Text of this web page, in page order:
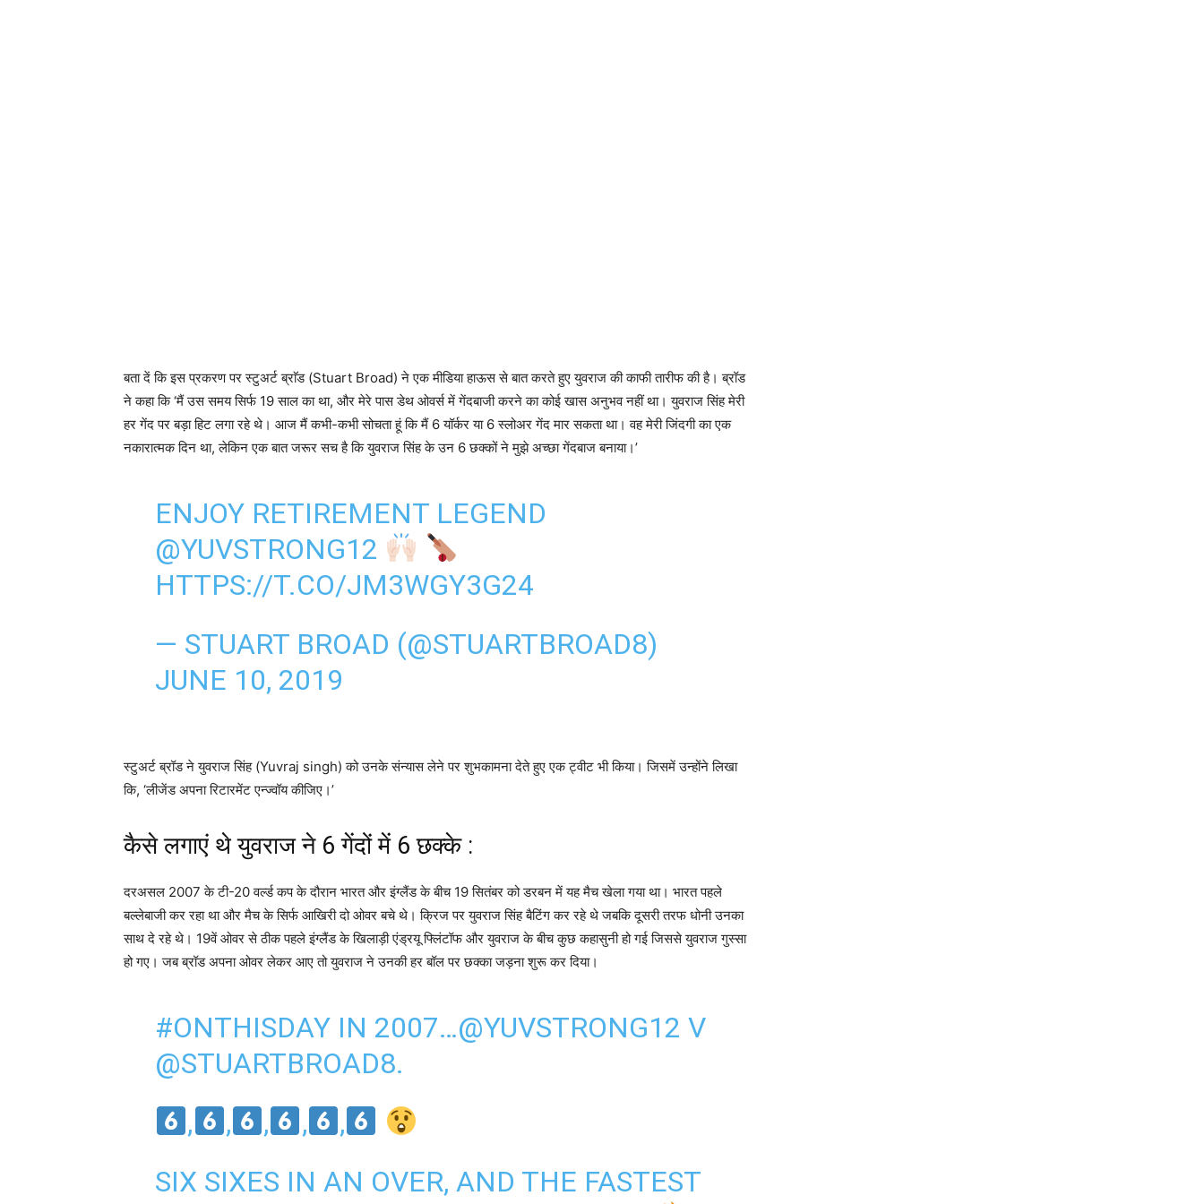
बता दें कि इस प्रकरण पर स्टुअर्ट ब्राॅड (Stuart Broad) ने एक मीडिया हाऊस से बात करते हुए युवराज की काफी तारीफ की है। ब्रॉड
नकारात्मक दिन था, लेकिन एक बात जरूर सच है कि युवराज सिंह के उन 6 छक्कों ने मुझे अच्छा गेंदबाज बनाया।’
ENJOY RETIREMENT LEGEND
HTTPS://T.CO/JM3WGY3G24
स्टुअर्ट ब्रॉड ने युवराज सिंह (Yuvraj singh) को उनके संन्यास लेने पर शुभकामना देते हुए एक ट्वीट भी किया। जिसमें उन्होंने लिखा
कि, ‘लीजेंड अपना रिटारमेंट एन्ज्वॉय कीजिए।’
कैसे लगाएं थे युवराज ने 6 गेंदों में 6 छक्के :
दरअसल 2007 के टी-20 वर्ल्ड कप के दौरान भारत और इंग्लैंड के बीच 19 सितंबर को डरबन में यह मैच खेला गया था। भारत पहले
हो गए। जब ब्रॉड अपना ओवर लेकर आए तो युवराज ने उनकी हर बॉल पर छक्का जड़ना शुरू कर दिया।
@STUARTBROAD8.
,
, , , ,